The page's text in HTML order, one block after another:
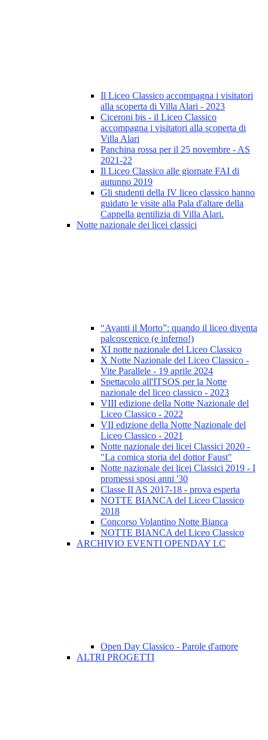
Il Liceo Classico accompagna i visitatori
alla scoperta di Villa Alari - 2023
Ciceroni bis - il Liceo Classico
accompagna i visitatori alla scoperta di
Villa Alari
Panchina rossa per il 25 novembre - AS
2021-22
Il Liceo Classico alle giornate FAI di
autunno 2019
Gli studenti della IV liceo classico hanno
guidato le visite alla Pala d'altare della
Cappella gentilizia di Villa Alari.
Notte nazionale dei licei classici
“Avanti il Morto”: quando il liceo diventa
palcoscenico (e inferno!)
XI notte nazionale del Liceo Classico
X Notte Nazionale del Liceo Classico -
Vite Parallele - 19 aprile 2024
Spettacolo all'ITSOS per la Notte
nazionale del liceo classico - 2023
VIII edizione della Notte Nazionale del
Liceo Classico - 2022
VII edizione della Notte Nazionale del
Liceo Classico - 2021
Notte nazionale dei licei Classici 2020 -
"La comica storia del dottor Faust"
Notte nazionale dei licei Classici 2019 - I
promessi sposi anni '30
Classe II AS 2017-18 - prova esperta
NOTTE BIANCA del Liceo Classico
2018
Concorso Volantino Notte Bianca
NOTTE BIANCA del Liceo Classico
ARCHIVIO EVENTI OPENDAY LC
Open Day Classico - Parole d'amore
ALTRI PROGETTI